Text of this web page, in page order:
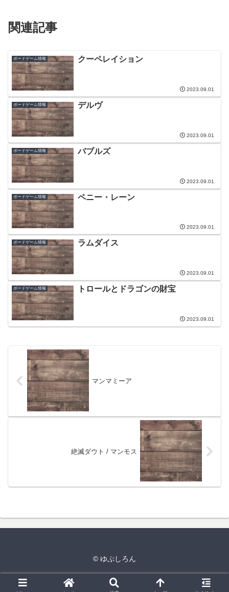
関連記事
ボードゲーム情報 クーペレイション
2023.09.01
ボードゲーム情報 デルヴ
2023.09.01
ボードゲーム情報 バブルズ
2023.09.01
ボードゲーム情報 ペニー・レーン
2023.09.01
ボードゲーム情報 ラムダイス
2023.09.01
ボードゲーム情報 トロールとドラゴンの財宝
2023.09.01
マンマミーア
絶滅ダウト / マンモス
© ゆぷしろん